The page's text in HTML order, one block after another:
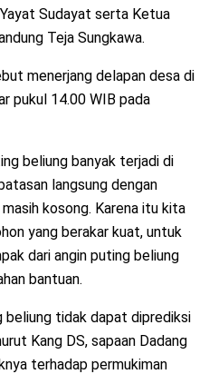
Sudayat serta Ketua
Teja Sungkawa.
menerjang delapan desa di
pukul 14.00 WIB pada
beliung banyak terjadi di
langsung dengan
kosong. Karena itu kita
yang berakar kuat, untuk
dari angin puting beliung
bantuan.
beliung tidak dapat diprediksi
Kang DS, sapaan Dadang
terhadap permukiman